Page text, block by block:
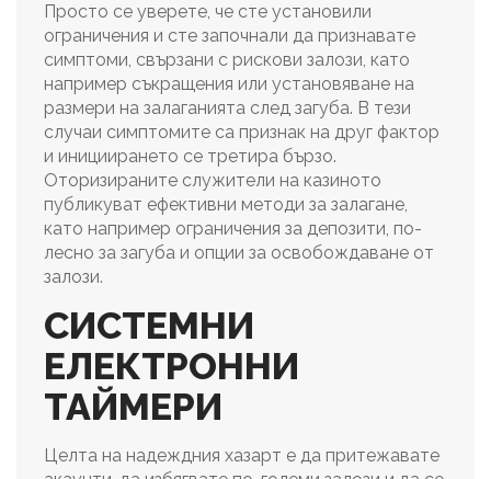
Просто се уверете, че сте установили
ограничения и сте започнали да признавате
симптоми, свързани с рискови залози, като
например съкращения или установяване на
размери на залаганията след загуба. В тези
случаи симптомите са признак на друг фактор
и инициирането се третира бързо.
Оторизираните служители на казиното
публикуват ефективни методи за залагане,
като например ограничения за депозити, по-
лесно за загуба и опции за освобождаване от
залози.
СИСТЕМНИ
ЕЛЕКТРОННИ
ТАЙМЕРИ
Целта на надеждния хазарт е да притежавате